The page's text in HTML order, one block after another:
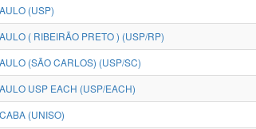
(USP)
( RIBEIRÃO PRETO ) (USP/RP)
(SÃO CARLOS) (USP/SC)
USP EACH (USP/EACH)
(UNISO)